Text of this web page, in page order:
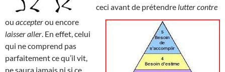
ceci avant de prétendre lutter contre
ou accepterou encore
laisser aller . En effet, celui
qui ne comprend pas
parfaitement ce qu’il vit,
ne saura jamais ni si ce